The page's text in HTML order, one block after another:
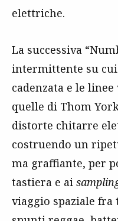
elettriche.
La successiva
intermittente su
cadenzata e le
quelle di Thom
distorte chitarre
costruendo un
ma graffiante, per
tastiera e ai
viaggio spaziale fra